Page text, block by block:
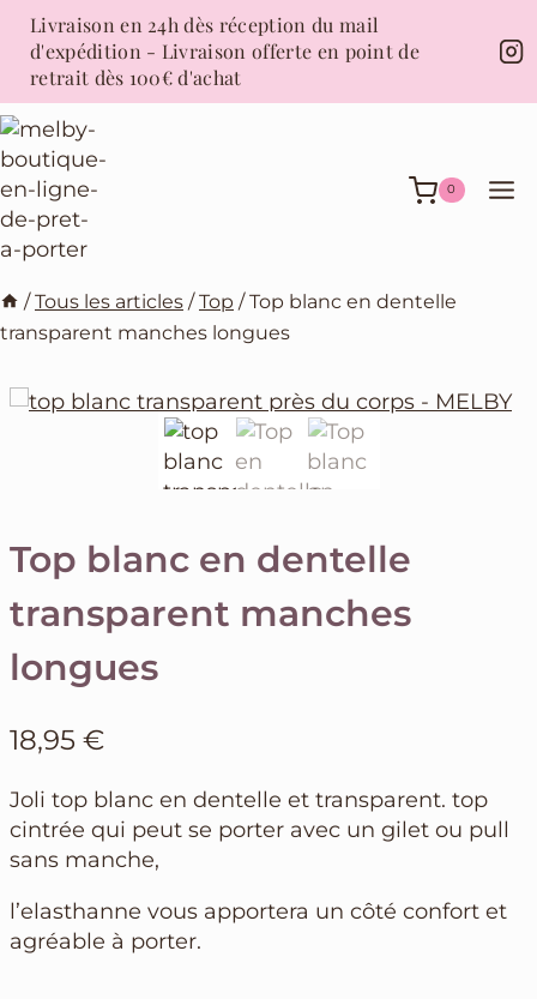
Aller
contenu
Livraison en 24h dès réception du mail
d'expédition - Livraison offerte en point de
retrait dès 100€ d'achat
0
/ Tous les articles / Top / Top blanc en dentelle
transparent manches longues
Top blanc en dentelle
transparent manches
longues
18,95 €
Joli top blanc en dentelle et transparent. top
cintrée qui peut se porter avec un gilet ou pull
sans manche,
l’elasthanne vous apportera un côté confort et
agréable à porter.